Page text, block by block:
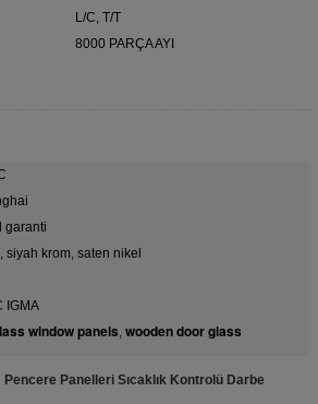
L/C, T/T
8000 PARÇA AYI
garanti
siyah krom, saten nikel
IGMA
window panels, wooden door glass
Panelleri Sıcaklık Kontrolü Darbe